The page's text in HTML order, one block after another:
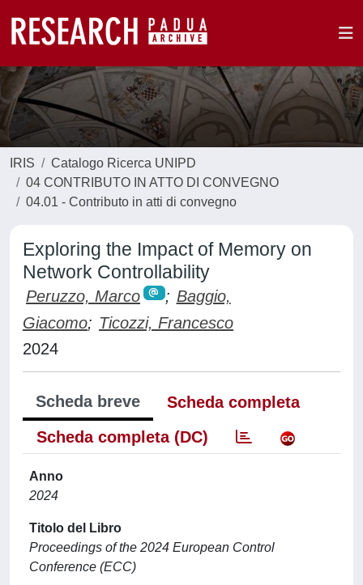
IRIS
Catalogo Ricerca UNIPD
04 CONTRIBUTO IN ATTO DI CONVEGNO
04.01 - Contributo in atti di convegno
Exploring the Impact of Memory on
Network Controllability
Peruzzo, Marco ; Baggio,
Giacomo; Ticozzi, Francesco
2024
Scheda breve
Scheda completa
Scheda completa (DC)
Anno
2024
Titolo del Libro
Proceedings of the 2024 European Control
Conference (ECC)